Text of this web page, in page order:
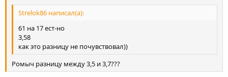
Strelok86 написал(а):
61 на 17 ест-но
3,58
как это разницу не почувствовал))
Ромыч разницу между 3,5 и 3,7???